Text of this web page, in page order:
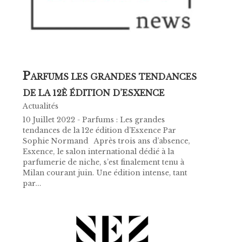
PARFUMS LES GRANDES TENDANCES
DE LA 12È ÉDITION D’ESXENCE
Actualités
10 Juillet 2022 - Parfums : Les grandes
tendances de la 12e édition d’Esxence Par
Sophie Normand Après trois ans d’absence,
Esxence, le salon international dédié à la
parfumerie de niche, s’est finalement tenu à
Milan courant juin. Une édition intense, tant
par...